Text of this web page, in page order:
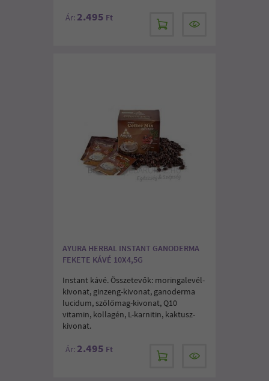
Ár: 2.495 Ft
AYURA HERBAL INSTANT GANODERMA
FEKETE KÁVÉ 10X4,5G
Instant kávé. Összetevők: moringalevél-
kivonat, ginzeng-kivonat, ganoderma
lucidum, szőlőmag-kivonat, Q10
vitamin, kollagén, L-karnitin, kaktusz-
kivonat.
Ár: 2.495 Ft